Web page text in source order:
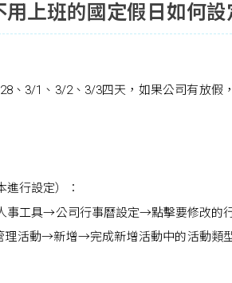
上班的國定假日如何設
、3/1、3/2、3/3四天，如果公司有放假
進行設定）：
事工具→公司行事曆設定→點擊要修改的
活動→新增→完成新增活動中的活動類